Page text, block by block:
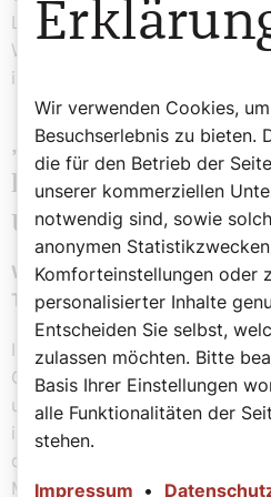
Library“. Ich kann Auskunft
Weise, wie ich meinen
ist ins große Ganze.
„Durch das
hoffentlich die
Unbekannten“
Was sind Ihre persönlichen
Tage?
Ich freue mich auf jeden
Gespräches. Wenn man mit
und mit noch mehr Fragen
immer ideal. Aber man nimmt
diesem Gespräch etwas
Menschen begegnen, denn
Wir verwenden Cookies,
Besuchserlebnis zu bieten.
die für den Betrieb der
unserer kommerziellen
notwendig sind, sowie
anonymen
Komforteinstellungen oder
personalisierter Inhalte
Entscheiden Sie selbst,
zulassen möchten. Bitte
Basis Ihrer Einstellungen
alle Funktionalitäten der
stehen.
Impressum •